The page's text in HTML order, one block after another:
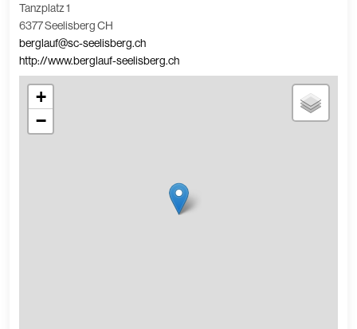
Tanzplatz 1
6377 Seelisberg CH
berglauf@sc-seelisberg.ch
http://www.berglauf-seelisberg.ch
+
−